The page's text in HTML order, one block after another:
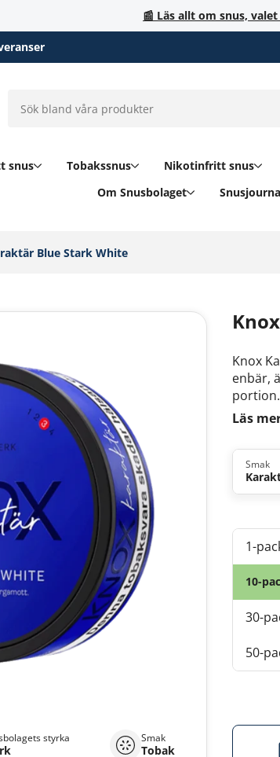
📰 Läs allt om snus,
snus Tobakssnus Nikotinfritt snus
Om Snusbolaget
Blue Stark White‎
Knox
enbär,
Läs
styrka Smak
Tobak
Smak
1-
10-
30-
50-